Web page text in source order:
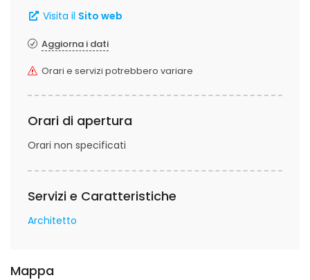
Visita il Sito web
Aggiorna i dati
Orari e servizi potrebbero variare
Orari di apertura
Orari non specificati
Servizi e Caratteristiche
Architetto
Mappa